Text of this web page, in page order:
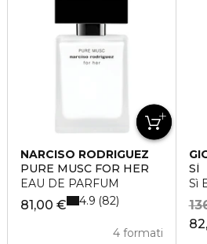
NARCISO RODRIGUEZ
PURE MUSC FOR HER
EAU DE PARFUM
81,00 €
4 formati
4.9 82
SÌ
Sì